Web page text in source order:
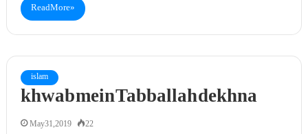
Read More »
islam
khwab mein Tabballah dekhna
May 31, 2019 22